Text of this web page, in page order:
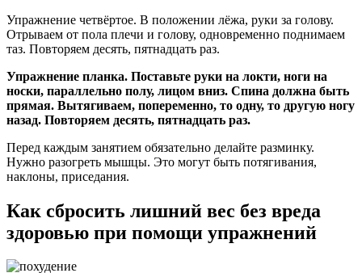
Упражнение четвёртое. В положении лёжа, руки за голову.
Отрываем от пола плечи и голову, одновременно поднимаем
таз. Повторяем десять, пятнадцать раз.
Упражнение планка. Поставьте руки на локти, ноги на
носки, параллельно полу, лицом вниз. Спина должна быть
прямая. Вытягиваем, попеременно, то одну, то другую ногу
назад. Повторяем десять, пятнадцать раз.
Перед каждым занятием обязательно делайте разминку.
Нужно разогреть мышцы. Это могут быть потягивания,
наклоны, приседания.
Как сбросить лишний вес без вреда
здоровью при помощи упражнений